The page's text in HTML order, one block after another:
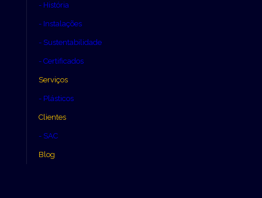
- História
- Instalações
- Sustentabilidade
- Certificados
Serviços
- Plásticos
Clientes
- SAC
Blog